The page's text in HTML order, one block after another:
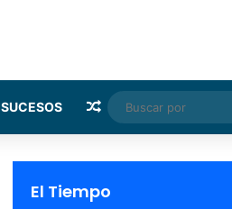
SUCESOS Random Article
El Tiempo